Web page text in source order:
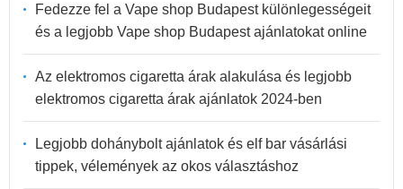
Fedezze fel a Vape shop Budapest különlegességeit
és a legjobb Vape shop Budapest ajánlatokat online
Az elektromos cigaretta árak alakulása és legjobb
elektromos cigaretta árak ajánlatok 2024-ben
Legjobb dohánybolt ajánlatok és elf bar vásárlási
tippek, vélemények az okos választáshoz